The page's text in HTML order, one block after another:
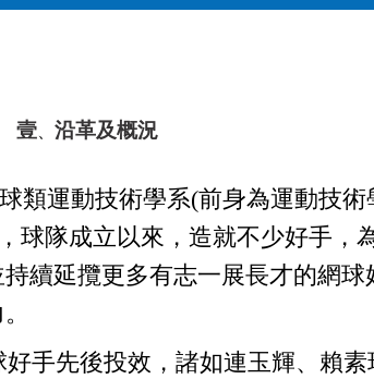
壹、 沿革及概況
球類運動技術學系(前身為運動技術
球隊成立以來，造就不少好手，
續延攬更多有志一展長才的網球
手先後投效，諸如連玉輝、賴素